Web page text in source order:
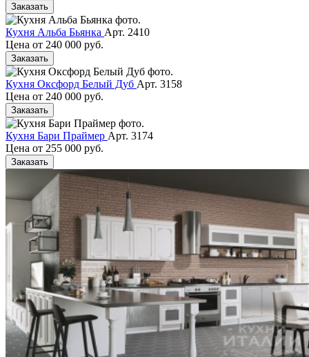
Заказать
Кухня Альба Бьянка Арт. 2410
Цена от 240 000 руб.
Заказать
Кухня Оксфорд Белый Дуб Арт. 3158
Цена от 240 000 руб.
Заказать
Кухня Бари Праймер Арт. 3174
Цена от 255 000 руб.
Заказать